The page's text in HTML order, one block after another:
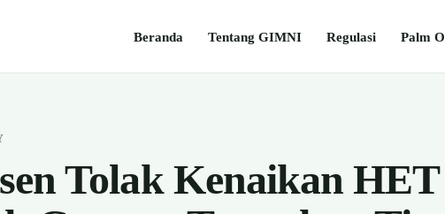
Beranda Tentang GIMNI Regulasi Palm
Tolak Kenaikan